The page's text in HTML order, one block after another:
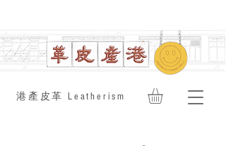
​港產皮革 Leatherism